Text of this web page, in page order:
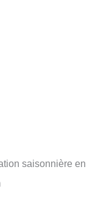
saisonnière en